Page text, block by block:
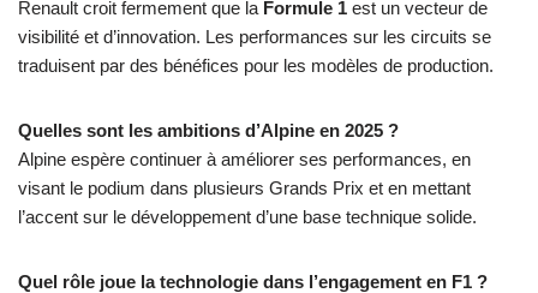
Renault croit fermement que la Formule 1 est un vecteur de
visibilité et d’innovation. Les performances sur les circuits se
traduisent par des bénéfices pour les modèles de production.
Quelles sont les ambitions d’Alpine en 2025 ?
Alpine espère continuer à améliorer ses performances, en
visant le podium dans plusieurs Grands Prix et en mettant
l’accent sur le développement d’une base technique solide.
Quel rôle joue la technologie dans l’engagement en F1 ?